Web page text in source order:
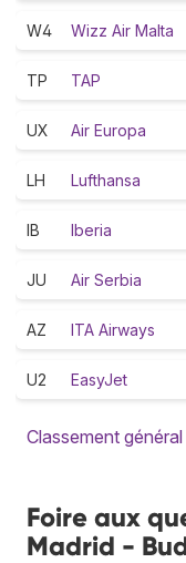
W4 Wizz Air Malta
TP TAP
UX Air Europa
LH Lufthansa
IB Iberia
JU Air Serbia
AZ ITA Airways
U2 EasyJet
Classement
Foire aux
Madrid -